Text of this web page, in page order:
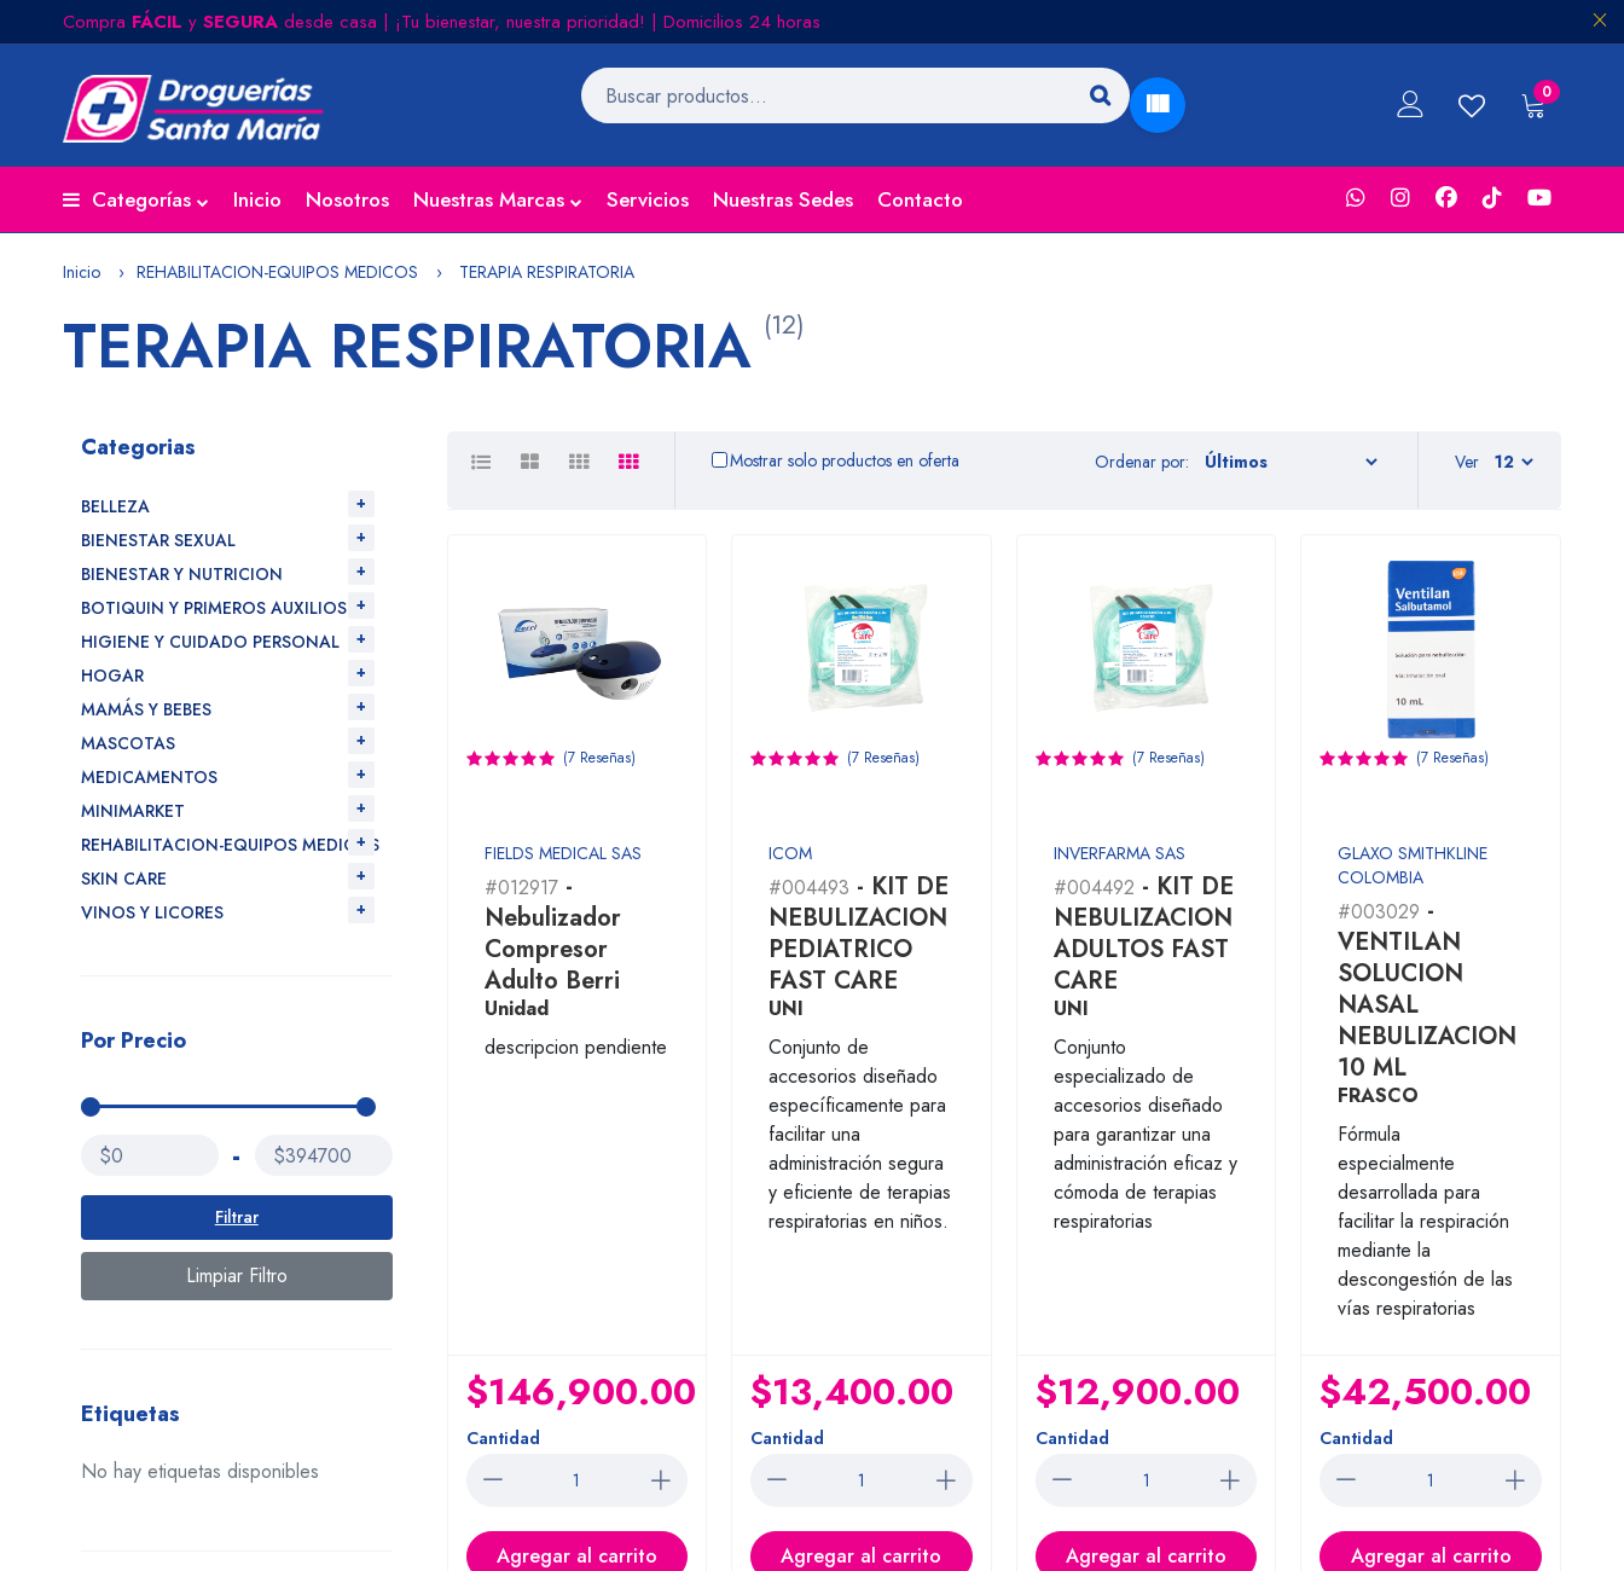
Compra FÁCIL y SEGURA desde casa | ¡Tu bienestar, nuestra prioridad! | Domicilios 24 horas
0
Categorías Inicio Nosotros Nuestras Marcas Servicios Nuestras Sedes Contacto
Inicio REHABILITACION-EQUIPOS MEDICOS TERAPIA RESPIRATORIA
TERAPIA RESPIRATORIA (12)
Mostrar solo productos en oferta Ordenar por: Ver
(7 Reseñas)
FIELDS MEDICAL SAS
#012917-
Nebulizador
Compresor
Adulto Berri
Unidad
descripcion pendiente
$146,900.00
Cantidad
Agregar al carrito
(7 Reseñas)
ICOM
#004493 - KIT DE
NEBULIZACION
PEDIATRICO
FAST CARE
UNI
Conjunto de
accesorios diseñado
específicamente para
facilitar una
administración segura
y eficiente de terapias
respiratorias en niños.
$13,400.00
Cantidad
Agregar al carrito
(7 Reseñas)
INVERFARMA SAS
#004492 - KIT DE
NEBULIZACION
ADULTOS FAST
CARE
UNI
Conjunto
especializado de
accesorios diseñado
para garantizar una
administración eficaz y
cómoda de terapias
respiratorias
$12,900.00
Cantidad
Agregar al carrito
(7 Reseñas)
GLAXO SMITHKLINE
COLOMBIA
#003029 -
VENTILAN
SOLUCION
NASAL
NEBULIZACION
10 ML
FRASCO
Fórmula
especialmente
desarrollada para
facilitar la respiración
mediante la
descongestión de las
vías respiratorias
$42,500.00
Cantidad
Agregar al carrito
Categorias
BELLEZA
BIENESTAR SEXUAL
BIENESTAR Y NUTRICION
BOTIQUIN Y PRIMEROS AUXILIOS
HIGIENE Y CUIDADO PERSONAL
HOGAR
MAMÁS Y BEBES
MASCOTAS
MEDICAMENTOS
MINIMARKET
REHABILITACION-EQUIPOS MEDICOS
SKIN CARE
VINOS Y LICORES
Por Precio
$0 - $394700
Filtrar
Limpiar Filtro
Etiquetas
No hay etiquetas disponibles